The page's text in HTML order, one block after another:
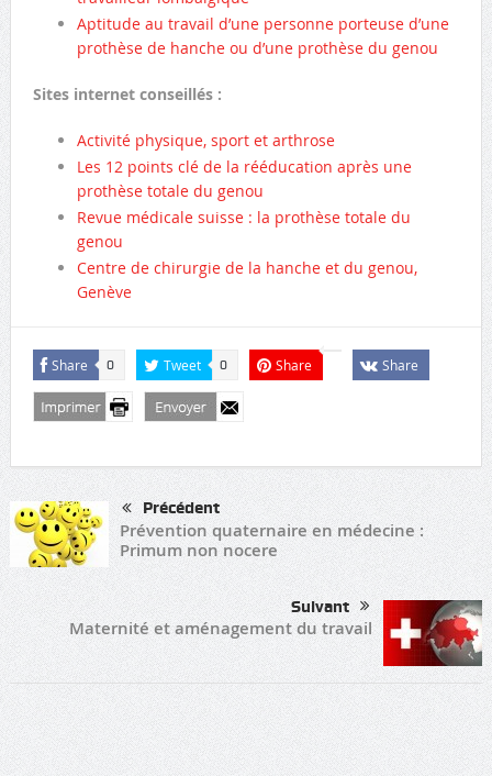
Aptitude au travail d’une personne porteuse d’une
prothèse de hanche ou d’une prothèse du genou
Sites internet conseillés :
Activité physique, sport et arthrose
Les 12 points clé de la rééducation après une
prothèse totale du genou
Revue médicale suisse : la prothèse totale du
genou
Centre de chirurgie de la hanche et du genou,
Genève
Share 0 Tweet 0 Share Share
Précédent
Prévention quaternaire en médecine :
Primum non nocere
Suivant
Maternité et aménagement du travail